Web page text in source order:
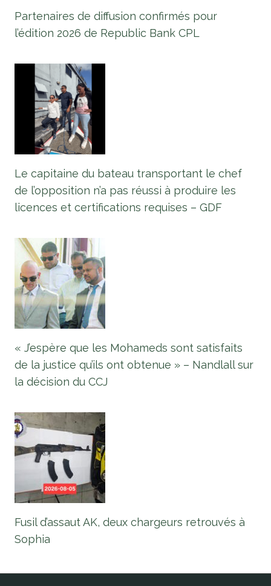
Partenaires de diffusion confirmés pour
l’édition 2026 de Republic Bank CPL
Le capitaine du bateau transportant le chef
de l’opposition n’a pas réussi à produire les
licences et certifications requises – GDF
« J’espère que les Mohameds sont satisfaits
de la justice qu’ils ont obtenue » – Nandlall sur
la décision du CCJ
Fusil d’assaut AK, deux chargeurs retrouvés à
Sophia